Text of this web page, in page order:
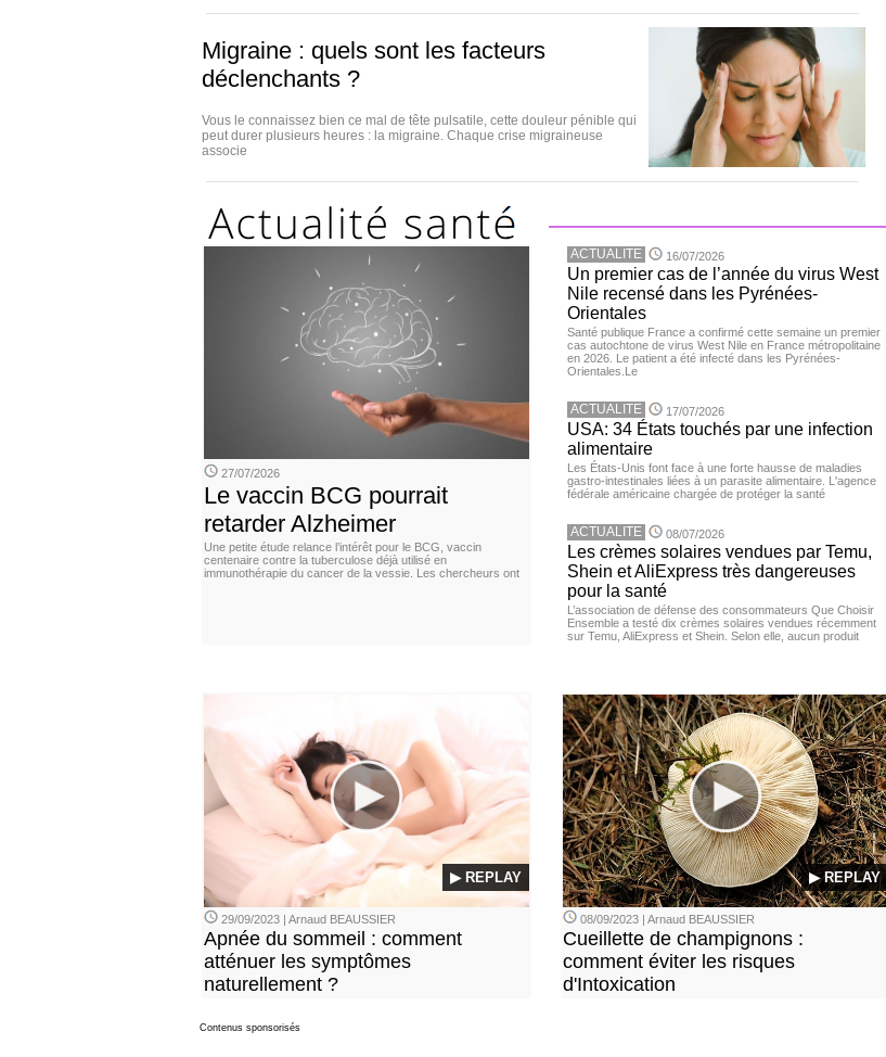
Migraine : quels sont les facteurs
déclenchants ?
Vous le connaissez bien ce mal de tête pulsatile, cette douleur pénible qui
peut durer plusieurs heures : la migraine. Chaque crise migraineuse
associe
27/07/2026
Le vaccin BCG pourrait
retarder Alzheimer
Une petite étude relance l’intérêt pour le BCG, vaccin
centenaire contre la tuberculose déjà utilisé en
immunothérapie du cancer de la vessie. Les chercheurs ont
ACTUALITE 16/07/2026
Un premier cas de l’année du virus West
Nile recensé dans les Pyrénées-
Orientales
Santé publique France a confirmé cette semaine un premier
cas autochtone de virus West Nile en France métropolitaine
en 2026. Le patient a été infecté dans les Pyrénées-
Orientales.Le
ACTUALITE 17/07/2026
USA: 34 États touchés par une infection
alimentaire
Les États-Unis font face à une forte hausse de maladies
gastro-intestinales liées à un parasite alimentaire. L'agence
fédérale américaine chargée de protéger la santé
ACTUALITE 08/07/2026
Les crèmes solaires vendues par Temu,
Shein et AliExpress très dangereuses
pour la santé
L’association de défense des consommateurs Que Choisir
Ensemble a testé dix crèmes solaires vendues récemment
sur Temu, AliExpress et Shein. Selon elle, aucun produit
▶ REPLAY
29/09/2023 | Arnaud BEAUSSIER
Apnée du sommeil : comment
atténuer les symptômes
naturellement ?
▶ REPLAY
08/09/2023 | Arnaud BEAUSSIER
Cueillette de champignons :
comment éviter les risques
d'Intoxication
Contenus sponsorisés